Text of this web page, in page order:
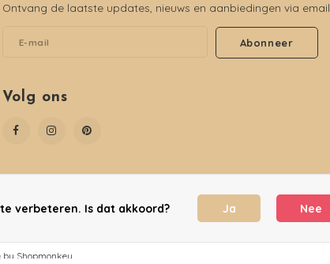
Ontvang de laatste updates, nieuws en aanbiedingen via email
Abonneer
Volg ons
by Shopmonkey
verbeteren. Is dat akkoord? Ja Nee